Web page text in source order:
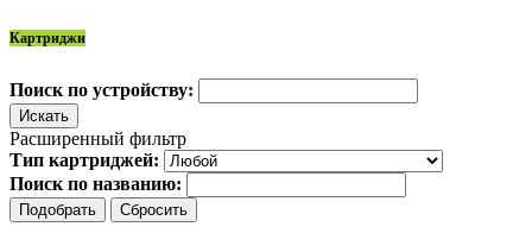
Картриджи
Поиск по устройству:
Расширенный фильтр
Тип картриджей:
Поиск по названию: